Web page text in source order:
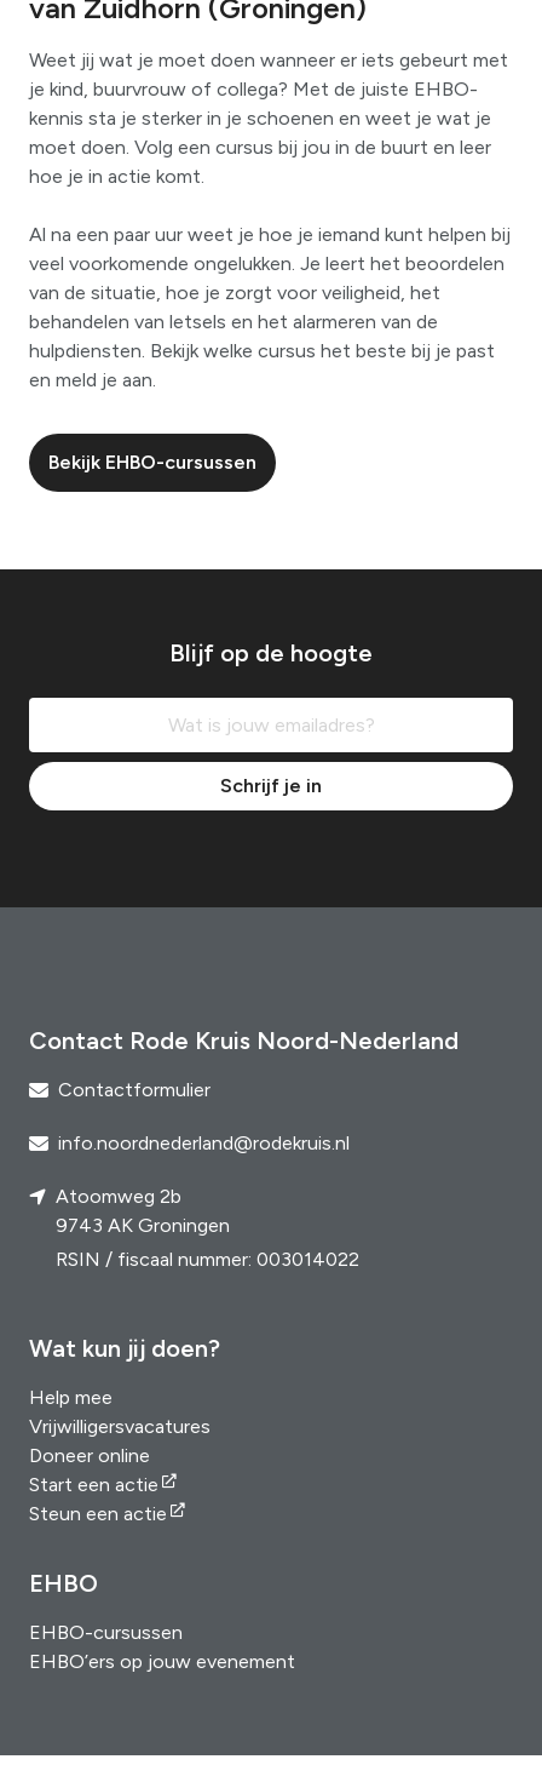
van Zuidhorn (Groningen)
Weet jij wat je moet doen wanneer er iets gebeurt met
je kind, buurvrouw of collega? Met de juiste EHBO-
kennis sta je sterker in je schoenen en weet je wat je
moet doen. Volg een cursus bij jou in de buurt en leer
hoe je in actie komt.
Al na een paar uur weet je hoe je iemand kunt helpen bij
veel voorkomende ongelukken. Je leert het beoordelen
van de situatie, hoe je zorgt voor veiligheid, het
behandelen van letsels en het alarmeren van de
hulpdiensten. Bekijk welke cursus het beste bij je past
en meld je aan.
Bekijk EHBO-cursussen
Blijf op de hoogte
Schrijf je in
Contact Rode Kruis Noord-Nederland
Contactformulier
info.noordnederland@rodekruis.nl
Atoomweg 2b
9743 AK Groningen
RSIN / fiscaal nummer: 003014022
Wat kun jij doen?
Help mee
Vrijwilligersvacatures
Doneer online
Start een actie
Steun een actie
EHBO
EHBO-cursussen
EHBO’ers op jouw evenement